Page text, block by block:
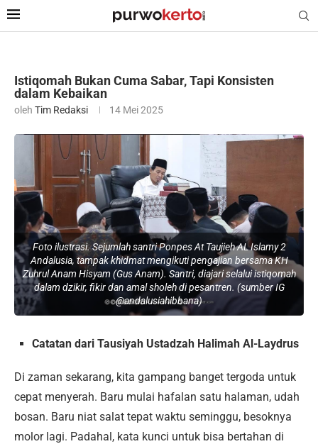
Istiqomah Bukan Cuma Sabar, Tapi Konsisten
dalam Kebaikan
oleh Tim Redaksi 14 Mei 2025
Foto ilustrasi. Sejumlah santri Ponpes At Taujieh AL Islamy 2
Andalusia, tampak khidmat mengikuti pengajian bersama KH
Zuhrul Anam Hisyam (Gus Anam). Santri, diajari selalui istiqomah
dalam dzikir, fikir dan amal sholeh di pesantren. (sumber IG
@andalusiahibbana)
Catatan dari Tausiyah Ustadzah Halimah Al-Laydrus
Di zaman sekarang, kita gampang banget tergoda untuk
cepat menyerah. Baru mulai hafalan satu halaman, udah
bosan. Baru niat salat tepat waktu seminggu, besoknya
molor lagi. Padahal, kata kunci untuk bisa bertahan di